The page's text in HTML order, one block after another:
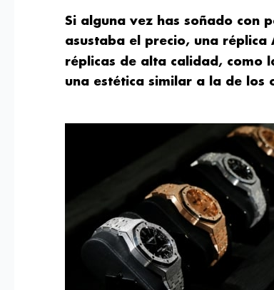
Si alguna vez has soñado con
asustaba el precio, una réplica
réplicas de alta calidad, como
una estética similar a la de los